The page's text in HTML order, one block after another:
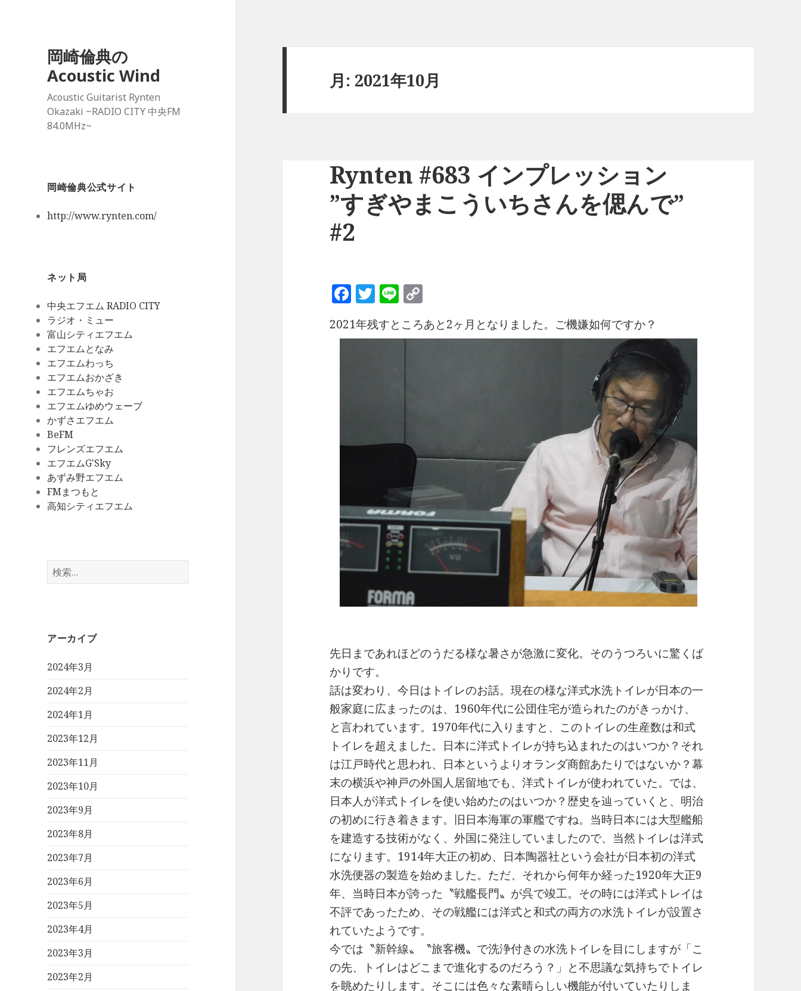
岡崎倫典の
Acoustic Wind
Acoustic Guitarist Rynten
Okazaki ~RADIO CITY 中央FM
84.0MHz~
岡崎倫典公式サイト
http://www.rynten.com/
ネット局
中央エフエム RADIO CITY
ラジオ・ミュー
富山シティエフエム
エフエムとなみ
エフエムわっち
エフエムおかざき
エフエムちゃお
エフエムゆめウェーブ
かずさエフエム
BeFM
フレンズエフエム
エフエムG'Sky
あずみ野エフエム
FMまつもと
高知シティエフエム
検
索:
アーカイブ
2024年3月
2024年2月
2024年1月
2023年12月
2023年11月
2023年10月
2023年9月
2023年8月
2023年7月
2023年6月
2023年5月
2023年4月
2023年3月
2023年2月
月: 2021年10月
Rynten #683 インプレッション
”すぎやまこういちさんを偲んで”
#2
F
a
c
T
w
it
Li
e
o
p
2021年残すところあと2ヶ月となりました。ご機嫌如何ですか？
先日まであれほどのうだる様な暑さが急激に変化。そのうつろいに驚くば
かりです。
話は変わり、今日はトイレのお話。現在の様な洋式水洗トイレが日本の一
般家庭に広まったのは、1960年代に公団住宅が造られたのがきっかけ、
と言われています。1970年代に入りますと、このトイレの生産数は和式
トイレを超えました。日本に洋式トイレが持ち込まれたのはいつか？それ
は江戸時代と思われ、日本というよりオランダ商館あたりではないか？幕
末の横浜や神戸の外国人居留地でも、洋式トイレが使われていた。では、
日本人が洋式トイレを使い始めたのはいつか？歴史を辿っていくと、明治
の初めに行き着きます。旧日本海軍の軍艦ですね。当時日本には大型艦船
を建造する技術がなく、外国に発注していましたので、当然トイレは洋式
になります。1914年大正の初め、日本陶器社という会社が日本初の洋式
水洗便器の製造を始めました。ただ、それから何年か経った1920年大正9
年、当時日本が誇った〝戦艦長門〟が呉で竣工。その時には洋式トレイは
不評であったため、その戦艦には洋式と和式の両方の水洗トイレが設置さ
れていたようです。
今では〝新幹線〟〝旅客機〟で洗浄付きの水洗トイレを目にしますが「こ
の先、トイレはどこまで進化するのだろう？」と不思議な気持ちでトイレ
を眺めたりします。そこには色々な素晴らしい機能が付いていたりしま